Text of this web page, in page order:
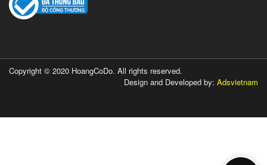
Copyright © 2020 HoangCoDo. All rights reserved.
Design and Developed by: Adsvietnam